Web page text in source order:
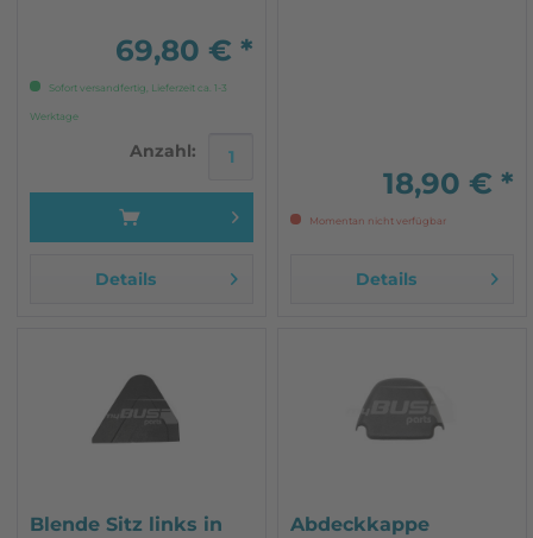
69,80 € *
Sofort versandfertig, Lieferzeit ca. 1-3
Werktage
Anzahl:
Details
18,90 € *
Momentan nicht verfügbar
Details
Blende Sitz links in
Abdeckkappe